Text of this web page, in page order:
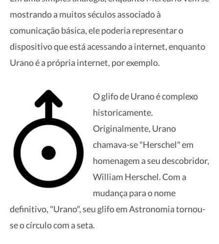
mostrando a muitos séculos associado à
comunicação básica, ele poderia representar o
dispositivo que está acessando a internet, enquanto
Urano é a própria internet, por exemplo.
O glifo de Urano é complexo
historicamente.
Originalmente, Urano
chamava-se "Herschel" em
homenagem a seu descobridor,
William Herschel. Com a
mudança para o nome
definitivo, "Urano", seu glifo em Astronomia tornou-
se o círculo com a seta.